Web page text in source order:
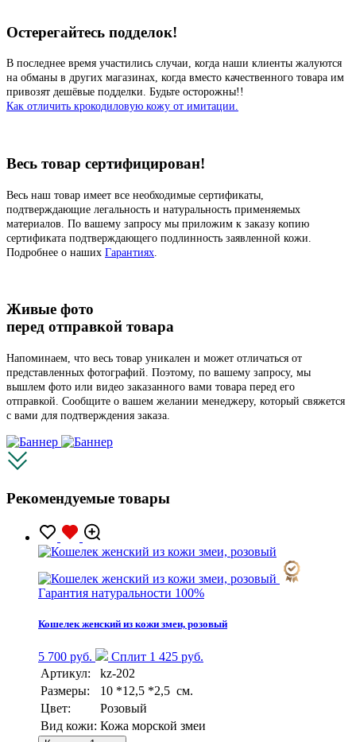
Остерегайтесь подделок!
В последнее время участились случаи, когда наши клиенты жалуются
на обманы в других магазинах, когда вместо качественного товара им
привозят дешёвые подделки. Будьте осторожны!!
Как отличить крокодиловую кожу от имитации.
Весь товар сертифицирован!
Весь наш товар имеет все необходимые сертификаты,
подтверждающие легальность и натуральность применяемых
материалов. По вашему запросу мы приложим к заказу копию
сертификата подтверждающего подлинность заявленной кожи.
Подробнее о наших Гарантиях
Живые фото
перед отправкой товара
Напоминаем, что весь товар уникален и может отличаться от
представленных фотографий. Поэтому, по вашему запросу, мы
вышлем фото или видео заказанного вами товара перед его
отправкой. Сообщите о вашем желании менеджеру, который свяжется
с вами для подтверждения заказа.
Рекомендуемые товары
Гарантия натуральности 100%
Кошелек женский из кожи змеи, розовый
5 700 руб.
Сплит 1 425 руб.
Артикул:
kz-202
Размеры:
10 *12,5 *2,5 см.
Цвет:
Розовый
Вид кожи: Кожа морской змеи